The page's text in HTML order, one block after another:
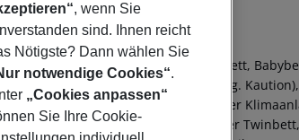
Mit Doppelbett oder Twinbett,
(kostenlos), Minibar (geg.
Sat-TV sowie individuell regulierbarer
(Stadtblick): Mit Doppelbett oder
, wenn Sie
sind. Ihnen reicht
Nötigste? Dann wählen Sie
notwendige Cookies“.
„Cookies anpassen“
Sie Ihre Cookie-